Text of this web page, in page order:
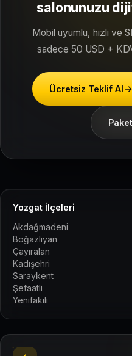
salonunuzu
Mobil uyumlu, hızlı ve
sadece 50 USD +
Ücretsiz Teklif Al
Yozgat İlçeleri
Akdağmadeni
Boğazlıyan
Çayıralan
Kadışehri
Saraykent
Şefaatli
Yenifakılı